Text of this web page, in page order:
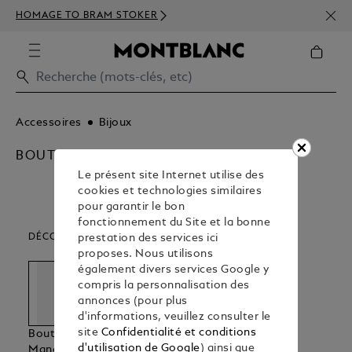
HOMAGE TO BRAM STOKER
DÈS
Accessoires Bijoux
BOUTONS DE MANCHETTE
DÉCOUVREZ NOS CATÉGORIES D’ARTICLES
Boutons De
Manchette
Bracelets
Pinces A
Cravate &
Le présent site Internet utilise des
cookies et technologies similaires
pour garantir le bon
fonctionnement du Site et la bonne
prestation des services ici
proposes. Nous utilisons
également divers services Google y
compris la personnalisation des
annonces (pour plus
d'informations, veuillez consulter le
site Confidentialité et conditions
d'utilisation de Google) ainsi que